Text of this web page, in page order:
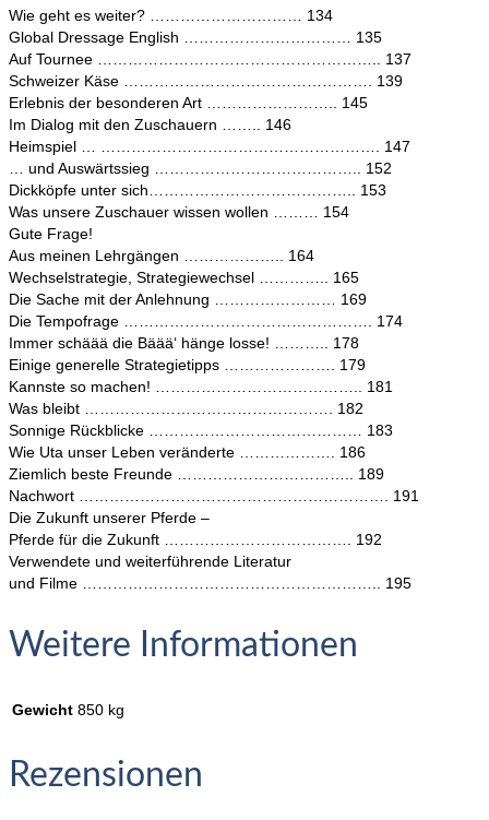
Wie geht es weiter? ………………………… 134
Global Dressage English …………………………… 135
Auf Tournee ……………………………………………….. 137
Schweizer Käse …………………………………………. 139
Erlebnis der besonderen Art …………………….. 145
Im Dialog mit den Zuschauern …….. 146
Heimspiel … ………………………………………………. 147
… und Auswärtssieg ………………………………….. 152
Dickköpfe unter sich………………………………….. 153
Was unsere Zuschauer wissen wollen ……… 154
Gute Frage!
Aus meinen Lehrgängen ……………….. 164
Wechselstrategie, Strategiewechsel ………….. 165
Die Sache mit der Anlehnung …………………… 169
Die Tempofrage …………………………………………. 174
Immer schäää die Bäää‘ hänge losse! ……….. 178
Einige generelle Strategietipps …………………. 179
Kannste so machen! ………………………………….. 181
Was bleibt …………………………………………. 182
Sonnige Rückblicke …………………………………… 183
Wie Uta unser Leben veränderte ………………. 186
Ziemlich beste Freunde …………………………….. 189
Nachwort ……………………………………………………. 191
Die Zukunft unserer Pferde –
Pferde für die Zukunft ………………………………. 192
Verwendete und weiterführende Literatur
und Filme ………………………………………………….. 195
Weitere Informationen
Gewicht 850 kg
Rezensionen